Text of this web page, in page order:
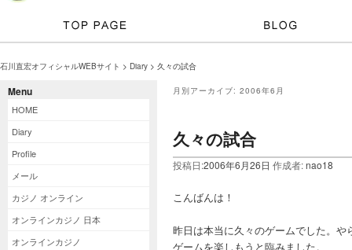
石川直宏オフィシャルWEBサイト > Diary > 久々の試合
Menu
HOME
Diary
Profile
メール
カジノ オンライン
オンラインカジノ 日本
オンラインカジノ
月別アーカイブ: 2006年6月
久々の試合
投稿日:2006年6月26日 作成者:nao18
こんばんは！
昨日は本当に久々のゲームでした。
ゲームを楽しもうと臨みました。